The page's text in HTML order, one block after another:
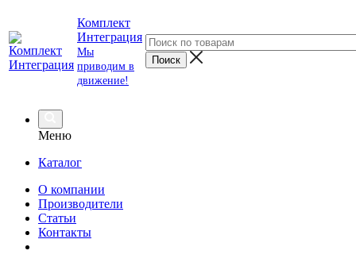
Комплект
Интеграция
Мы
приводим в
движение!
Меню
Каталог
О компании
Производители
Статьи
Контакты